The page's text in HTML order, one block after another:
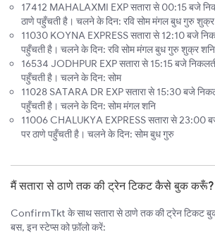
17412 MAHALAXMI EXP सतारा से 00:15 बजे
ठाणे पहुँचती है। चलने के दिन: रवि सोम मंगल बुध गुरु
11030 KOYNA EXPRESS सतारा से 12:10 बजे
पहुँचती है। चलने के दिन: रवि सोम मंगल बुध गुरु शुक्र शनि
16534 JODHPUR EXP सतारा से 15:15 बजे
पहुँचती है। चलने के दिन: सोम
11028 SATARA DR EXP सतारा से 15:30 बजे
पहुँचती है। चलने के दिन: सोम मंगल शनि
11006 CHALUKYA EXPRESS सतारा से 23:00
पर ठाणे पहुँचती है। चलने के दिन: सोम बुध गुरु
मैं सतारा से ठाणे तक की ट्रेन टिकट कैसे बुक करूँ?
ConfirmTkt के साथ सतारा से ठाणे तक की ट्रेन टिकट
बस, इन स्टेप्स को फ़ॉलो करें: